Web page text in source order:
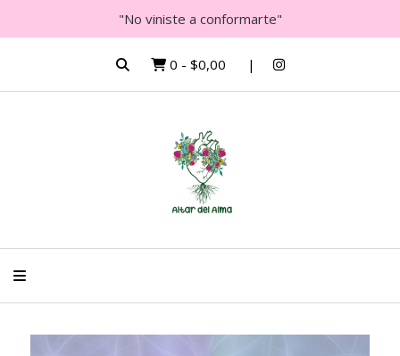
"No viniste a conformarte"
0 - $0,00